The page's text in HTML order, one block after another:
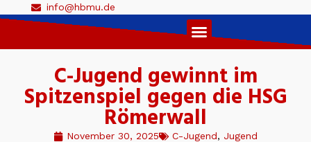
info@hbmu.de
C-Jugend gewinnt im
Spitzenspiel gegen die HSG
Römerwall
November 30, 2025 C-Jugend, Jugend